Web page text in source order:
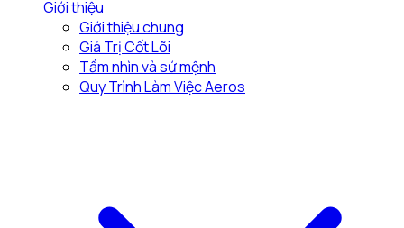
Giới thiệu
Giới thiệu chung
Giá Trị Cốt Lõi
Tầm nhìn và sứ mệnh
Quy Trình Làm Việc Aeros